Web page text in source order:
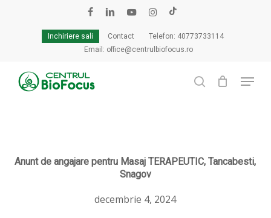
Inchiriere sali
Contact
Telefon: 40773733114
Email: office@centrulbiofocus.ro
search
Menu
Cart
Anunt de angajare pentru Masaj TERAPEUTIC, Tancabesti,
Snagov
decembrie 4, 2024